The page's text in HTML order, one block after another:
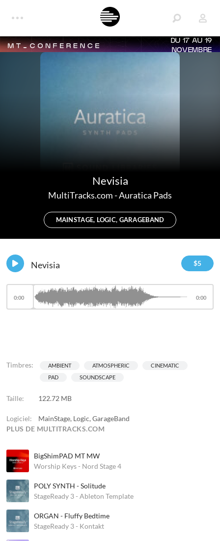
DU 17 AU 19
NOVEMBRE
Nevisia
MultiTracks.com-Auratica Pads
MAINSTAGE, LOGIC, GARAGEBAND
Timbres: AMBIENT ATMOSPHERIC
CINEMATIC
PAD
SOUNDSCAPE
Taille: 122.72 MB
Logiciel:
MainStage, Logic, GarageBand
PLUS DE MULTITRACKS.COM
BigShimPAD MT MW
Worship Keys - Nord Stage 4
POLY SYNTH - Solitude
StageReady 3 - Ableton Template
ORGAN - Fluffy Bedtime
StageReady 3 - Kontakt
$5
Nevisia
0:00 0:00